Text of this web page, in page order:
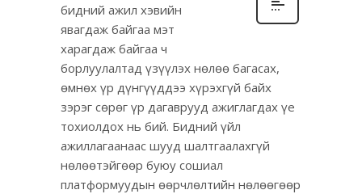
бидний ажил хэвийн
явагдаж байгаа мэт
харагдаж байгаа ч
борлуулалтад үзүүлэх нөлөө багасах,
өмнөх үр дүнгүүддээ хүрэхгүй байх
зэрэг сөрөг үр дагаврууд ажиглагдах үе
тохиолдох нь бий. Бидний үйл
ажиллагаанаас шууд шалтгаалахгүй
нөлөөтэйгөөр буюу сошиал
платформуудын өөрчлөлтийн нөлөөгөөр